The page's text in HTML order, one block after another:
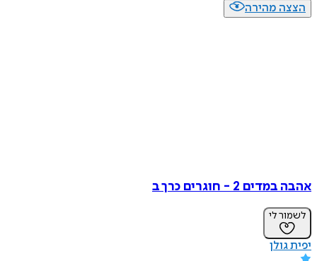
הצצה מהירה
אהבה במדים 2 - חוגרים כרך ב
לשמור לי
יפית גולן